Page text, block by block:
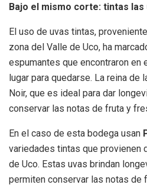
Bajo el mismo corte: tintas las
El uso de uvas tintas,
zona del Valle de Uco, ha
espumantes que encontraron en
lugar para quedarse. La reina
Noir, que es ideal para dar
conservar las notas de fruta y
En el caso de esta bodega usan
variedades tintas que provienen
de Uco. Estas uvas brindan
permiten conservar las notas de